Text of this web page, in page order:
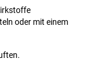
oder mit einem